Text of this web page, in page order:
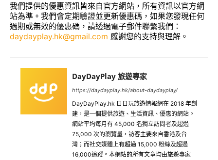
我們提供的優惠資訊皆來自官方網站，所有資訊以官方網
站為準。我們會定期驗證並更新優惠碼，如果您發現任何
過期或無效的優惠碼，請透過電子郵件聯繫我們：
daydayplay.hk@gmail.com 感謝您的支持與理解。
DayDayPlay 旅遊專家
https://daydayplay.hk/about-daydayplay/
DayDayPlay.hk 日日玩旅遊情報網在 2018 年創
建，是一個提供旅遊、生活資訊、優惠的網站。
網站平均每月有 45,000 名獨立訪問者及超過
75,000 次的瀏覽量，訪客主要來自香港及台
灣；而社交媒體上有超過 15,000 粉絲及超過
16,000追蹤。本網站的所有文章均由旅遊專家